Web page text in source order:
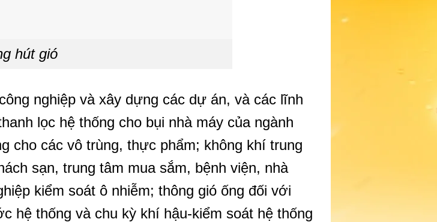
hút gió
nghiệp và xây dựng các dự án, và các lĩnh
lọc hệ thống cho bụi nhà máy của ngành
cho các vô trùng, thực phẩm; không khí trung
sạn, trung tâm mua sắm, bệnh viện, nhà
kiểm soát ô nhiễm; thông gió ống đối với
hệ thống và chu kỳ khí hậu-kiểm soát hệ thống